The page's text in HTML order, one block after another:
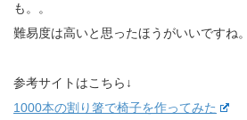
も。。
難易度は高いと思ったほうがいいですね。
参考サイトはこちら↓
1000本の割り箸で椅子を作ってみた